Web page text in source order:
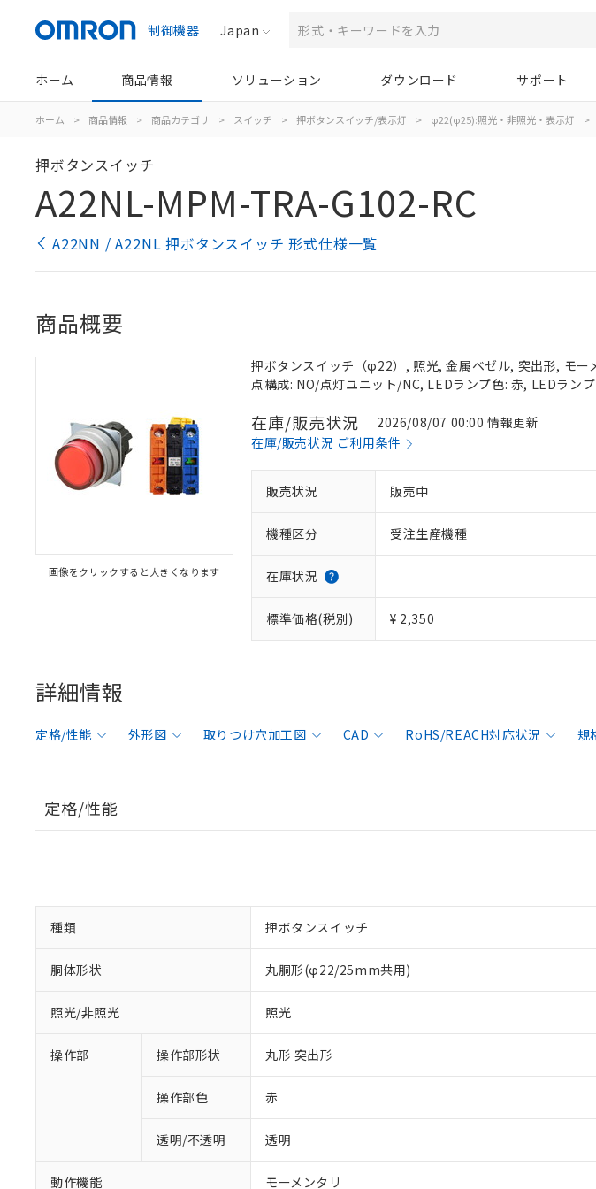
制御機器 Japan
ホーム 商品情報 ソリューション ダウンロード サポート
ホーム > 商品情報 > 商品カテゴリ > スイッチ > 押ボタンスイッチ/表示灯 > φ22(φ25):照光・非照光・表示灯 >
押ボタンスイッチ
A22NL-MPM-TRA-G102-RC
A22NN / A22NL 押ボタンスイッチ 形式仕様一覧
商品概要
画像をクリックすると大きくなります
押ボタンスイッチ（φ22）, 照光, 金属ベゼル, 突出形, モ
点構成: NO/点灯ユニット/NC, LEDランプ色: 赤, LEDラン
在庫/販売状況
2026/08/07 00:00 情報更新
在庫/販売状況 ご利用条件
販売状況 販売中
機種区分 受注生産機種
在庫状況
標準価格(税別) ¥ 2,350
詳細情報
定格/性能 外形図 取りつけ穴加工図 CAD RoHS/REACH対応状況 規
定格/性能
種類 押ボタンスイッチ
胴体形状 丸胴形(φ22/25mm共用)
照光/非照光 照光
操作部 操作部形状 丸形 突出形
操作部色 赤
透明/不透明 透明
動作機能 モーメンタリ